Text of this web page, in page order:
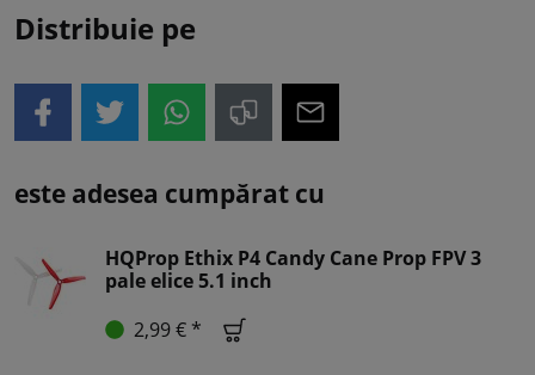
Distribuie pe
este adesea cumpărat cu
HQProp Ethix P4 Candy Cane Prop FPV 3
pale elice 5.1 inch
2,99 € *